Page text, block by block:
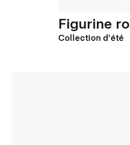
Figurine
Collection d'été